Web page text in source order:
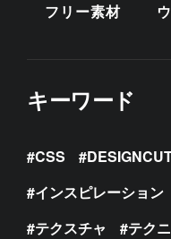
フリー素材
キーワード
CSS
インスピレーション
テクスチャ
テク